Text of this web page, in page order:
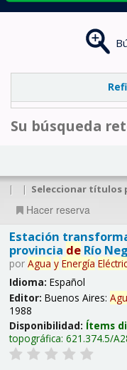
Su búsqueda
| | Seleccionar títulos
Hacer reserva
Estación
provincia deRío
por Agua y Energía
Idioma: Español
Editor: Buenos Aires:
1988
Disponibilidad: Ítems
topográfica: 621.374.5/